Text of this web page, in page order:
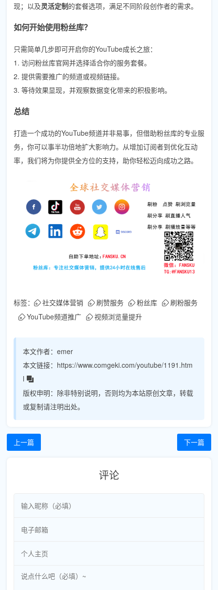
现；以及灵活定制的套餐选项，满足不同阶段创作者的需求。
如何开始使用粉丝库？
只需简单几步即可开启你的YouTube成长之旅：
1. 访问粉丝库官网并选择适合你的服务套餐。
2. 提供需要推广的频道或视频链接。
3. 等待效果显现，并观察数据变化带来的积极影响。
总结
打造一个成功的YouTube频道并非易事，但借助粉丝库的专业服
务，你可以事半功倍地扩大影响力。从增加订阅者到优化互动
率，我们将为你提供全方位的支持，助你轻松迈向成功之路。
标签： 社交媒体营销 刷赞服务 粉丝库
刷粉服务
YouTube频道推广
视频浏览量提升
本文作者： emer
本文链接： https://www.comgeki.com/youtube/1191.htm
l
版权申明： 除非特别说明，否则均为本站原创文章，转载
或复制请注明出处。
上一篇 下一篇
评论